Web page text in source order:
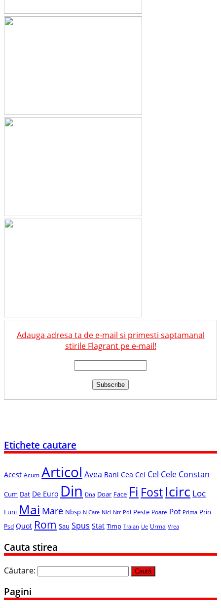
Adauga adresa ta de e-mail si primesti saptamanal
stirile Flagrant pe e-mail!
Etichete cautare
Acest Acum Articol Avea Bani Cea Cei Cel Cele Constan
Cum Dat De Euro Din Dna Doar Face Fi FostIcirc Loc
Luni Mai Mare Nbsp N Care Nici Ntr Pdl Peste Poate Pot Prima Prin
Psd Quot Rom Sau Spus Stat Timp Traian Ue Urma Vrea
Cauta stirea
Căutare:
Pagini